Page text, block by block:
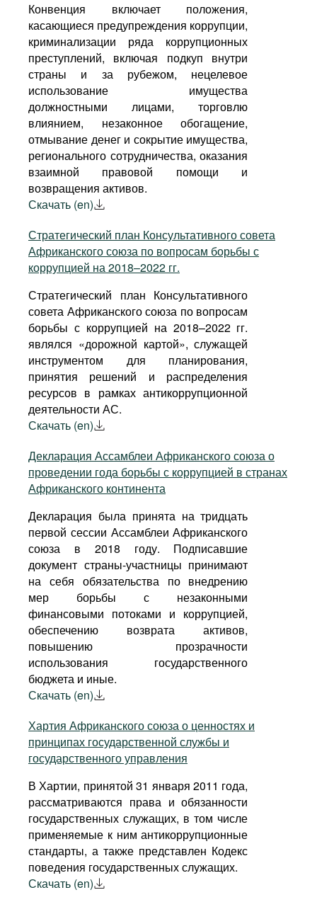
КАБО-ВЕРДЕ ТОГО
КАМЕРУН ТУНИС
КЕНИЯ УГАНДА
КОМОРЫ ЦАР
КОТ-Д'ИВУАР ЧАД
ЛЕСОТО
ЛИБЕРИЯ ЭРИТРЕЯ
ЛИВИЯ
МАВРИКИЙ ЭФИОПИЯ
МАВРИТАНИЯ ЮАР
МАДАГАСКАР ЮЖНЫЙ СУДАН
Конвенция включает положения,
касающиеся предупреждения коррупции,
криминализации ряда коррупционных
преступлений, включая подкуп внутри
страны и за рубежом, нецелевое
использование имущества
должностными лицами, торговлю
влиянием, незаконное обогащение,
отмывание денег и сокрытие имущества,
регионального сотрудничества, оказания
взаимной правовой помощи и
возвращения активов.
Скачать (en)
Стратегический план Консультативного совета
Африканского союза по вопросам борьбы с
коррупцией на 2018–2022 гг.
Стратегический план Консультативного
совета Африканского союза по вопросам
борьбы с коррупцией на 2018–2022 гг.
являлся «дорожной картой», служащей
инструментом для планирования,
принятия решений и распределения
ресурсов в рамках антикоррупционной
деятельности АС.
Скачать (en)
Декларация Ассамблеи Африканского союза о
проведении года борьбы с коррупцией в странах
Африканского континента
Декларация была принята на тридцать
первой сессии Ассамблеи Африканского
союза в 2018 году. Подписавшие
документ страны-участницы принимают
на себя обязательства по внедрению
мер борьбы с незаконными
финансовыми потоками и коррупцией,
обеспечению возврата активов,
повышению прозрачности
использования государственного
бюджета и иные.
Скачать (en)
Хартия Африканского союза о ценностях и
принципах государственной службы и
государственного управления
В Хартии, принятой 31 января 2011 года,
рассматриваются права и обязанности
государственных служащих, в том числе
применяемые к ним антикоррупционные
стандарты, а также представлен Кодекс
поведения государственных служащих.
Скачать (en)